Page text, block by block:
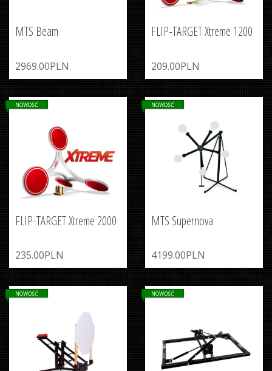
MTS Beam
2969.00PLN
FLIP-TARGET Xtreme 1200
209.00PLN
FLIP-TARGET Xtreme 2000
235.00PLN
NOWOŚĆ
MTS Supernova
4199.00PLN
NOWOŚĆ
NOWOŚĆ NOWOŚĆ